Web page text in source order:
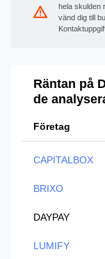
hela skulden
vänd dig till
Räntan på
de
Företag
CAPITALBOX
BRIXO
DAYPAY
LUMIFY